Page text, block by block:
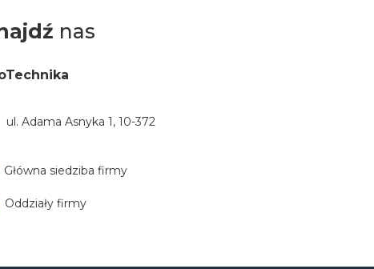
nas
ul. Adama Asnyka 1, 10-372
Główna siedziba firmy
Oddziały firmy